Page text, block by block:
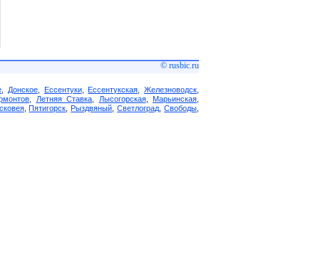
© rusbic.ru
Донское, Ессентуки,Ессентукская ,Железноводск
Летняя Ставка Лысогорская, Марьинская
,Пятигорск ,Рыздвяный ,Светлоград ,Свободы